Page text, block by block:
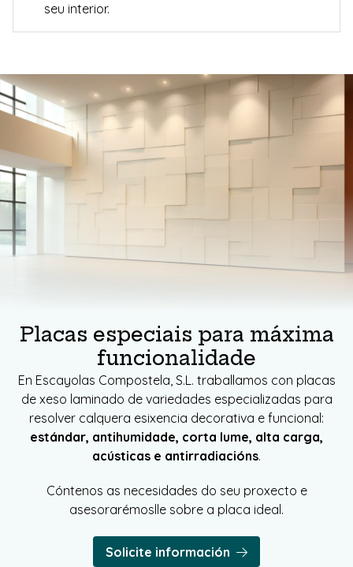
seu interior.
Placas especiais para máxima
funcionalidade
En Escayolas Compostela, S.L. traballamos con placas
de xeso laminado de variedades especializadas para
resolver calquera esixencia decorativa e funcional:
estándar, antihumidade, corta lume, alta carga,
acústicas e antirradiacións.
Cóntenos as necesidades do seu proxecto e
asesorarémoslle sobre a placa ideal.
Solicite información